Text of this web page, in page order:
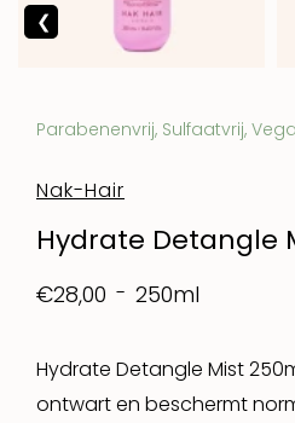
Parabenenvrij, Sulfaatvrij,
Nak-Hair
Hydrate Detangle
€28,00 250ml
Hydrate Detangle Mist
ontwart en beschermt